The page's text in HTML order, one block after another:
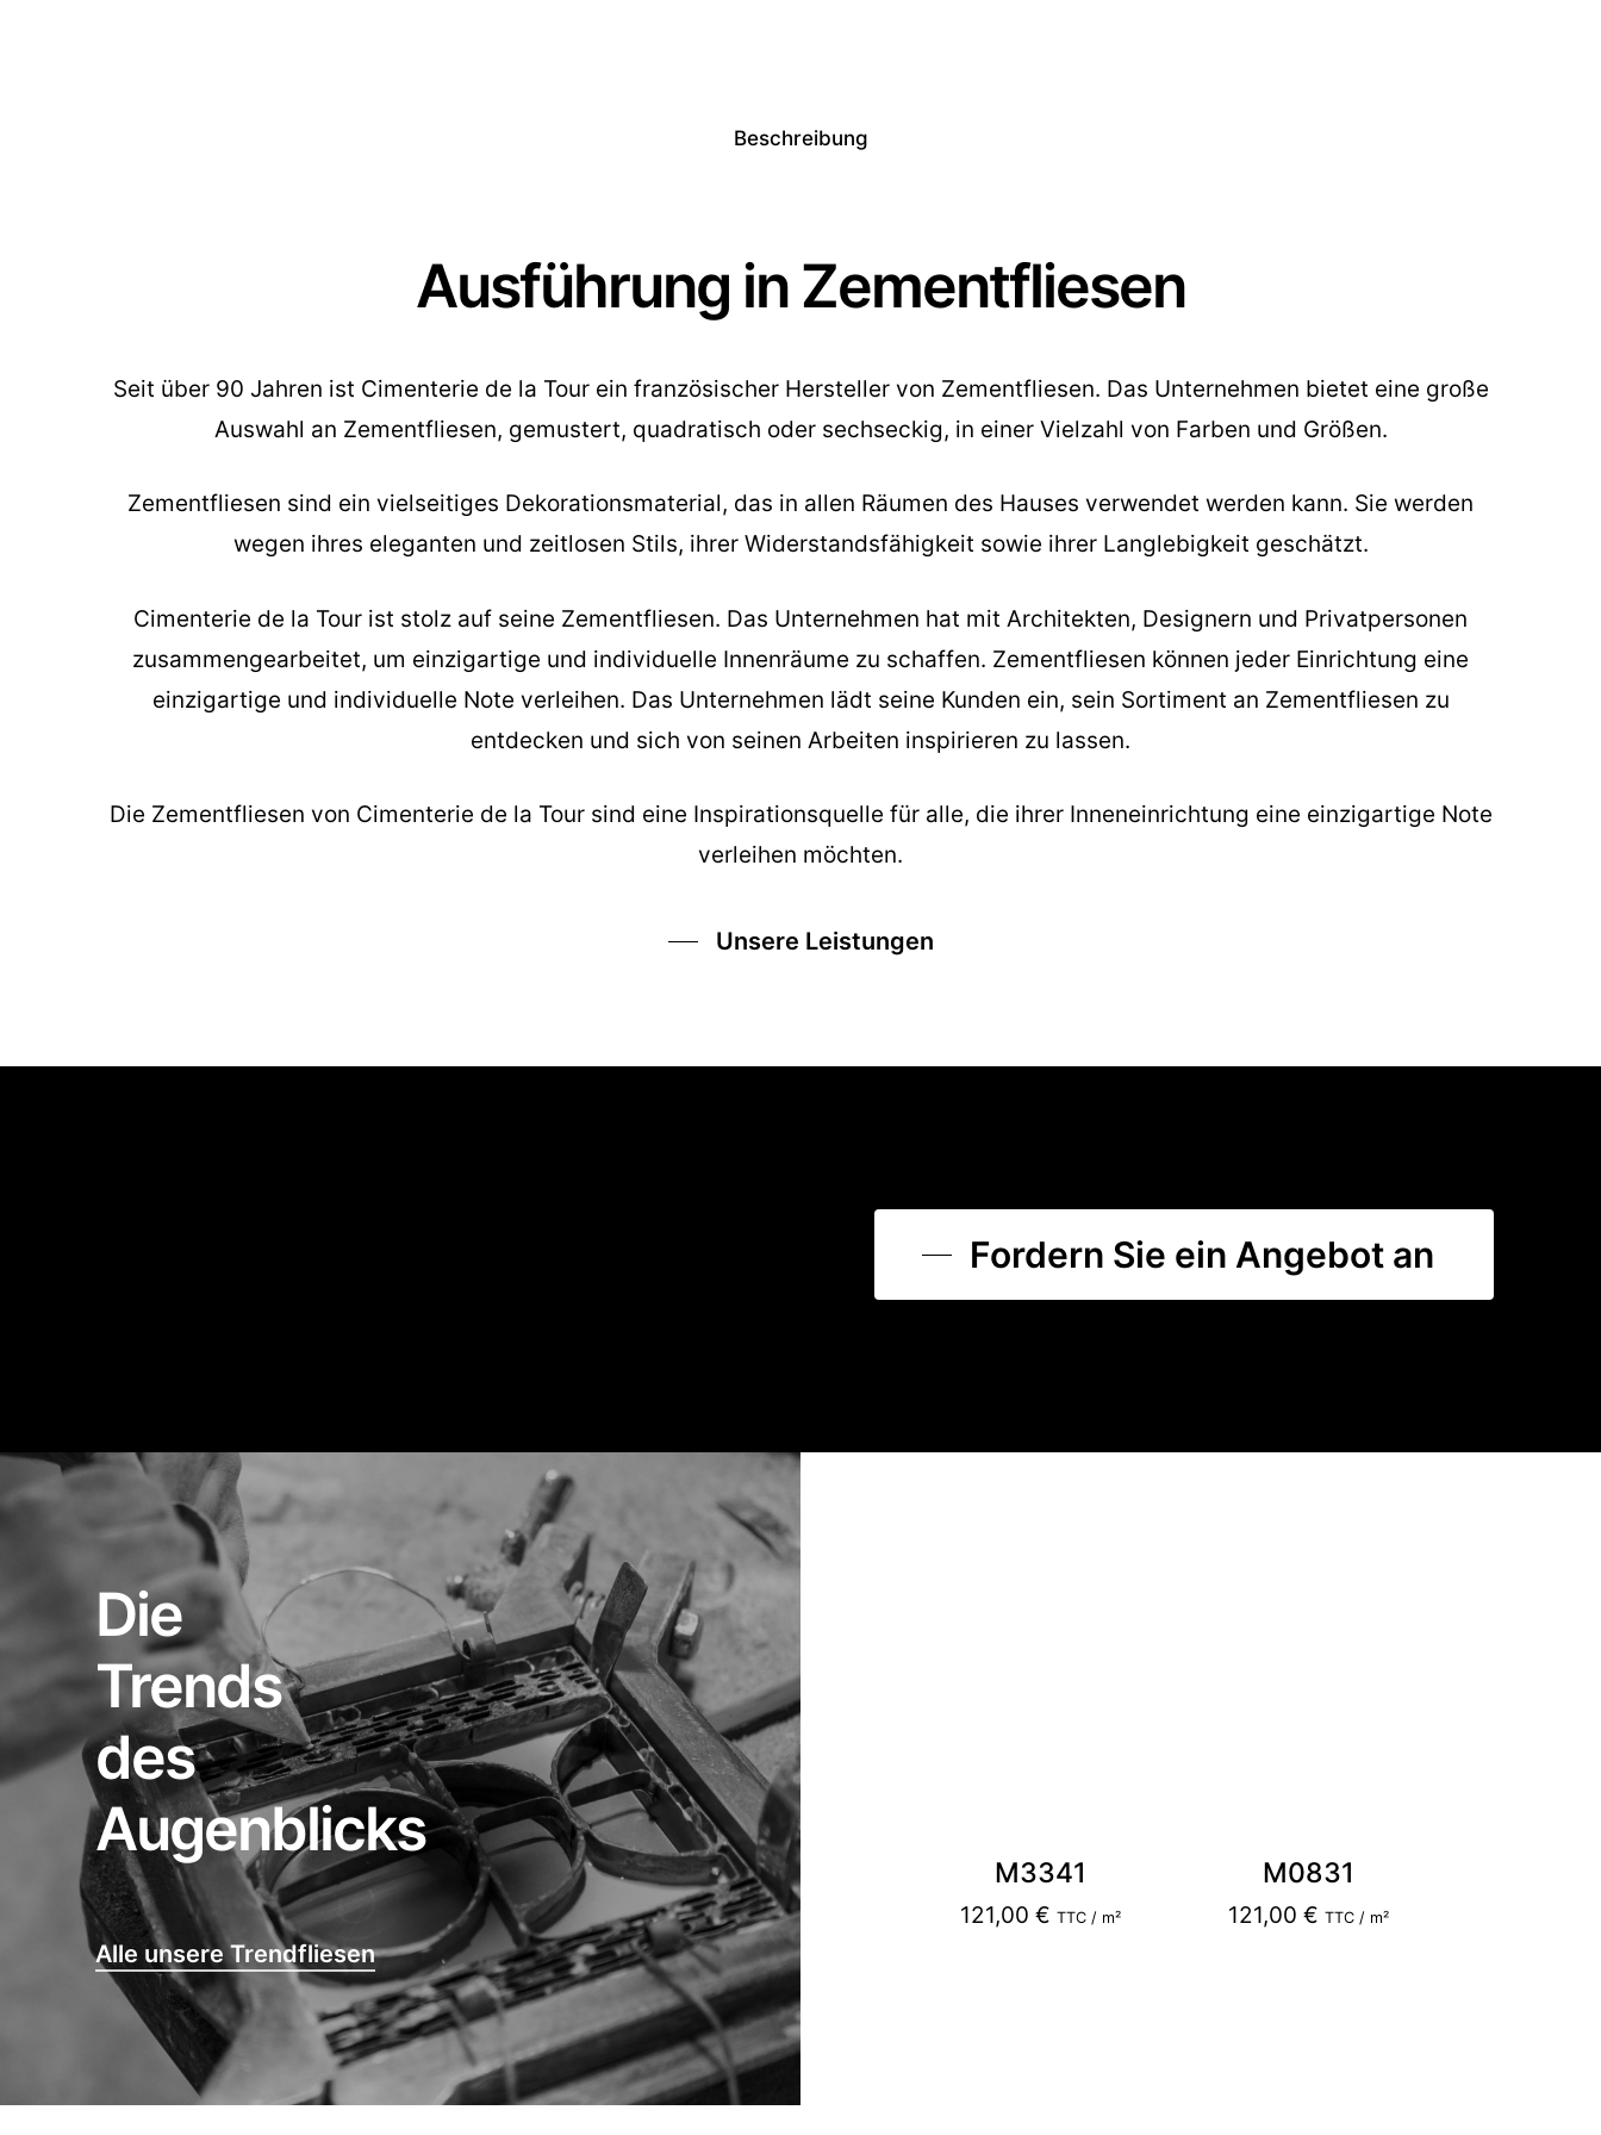
Beschreibung
Ausführung in Zementfliesen
Seit über 90 Jahren ist Cimenterie de la Tour ein französischer Hersteller von Zementfliesen. Das Unternehmen bietet eine große
Auswahl an Zementfliesen, gemustert, quadratisch oder sechseckig, in einer Vielzahl von Farben und Größen.
Zementfliesen sind ein vielseitiges Dekorationsmaterial, das in allen Räumen des Hauses verwendet werden kann. Sie werden
wegen ihres eleganten und zeitlosen Stils, ihrer Widerstandsfähigkeit sowie ihrer Langlebigkeit geschätzt.
Cimenterie de la Tour ist stolz auf seine Zementfliesen. Das Unternehmen hat mit Architekten, Designern und Privatpersonen
zusammengearbeitet, um einzigartige und individuelle Innenräume zu schaffen. Zementfliesen können jeder Einrichtung eine
einzigartige und individuelle Note verleihen. Das Unternehmen lädt seine Kunden ein, sein Sortiment an Zementfliesen zu
entdecken und sich von seinen Arbeiten inspirieren zu lassen.
Die Zementfliesen von Cimenterie de la Tour sind eine Inspirationsquelle für alle, die ihrer Inneneinrichtung eine einzigartige Note
verleihen möchten.
Unsere Leistungen
Fordern Sie ein Angebot an
Die
Trends
des
Augenblicks
Alle unsere Trendfliesen
M3341
121,00 € TTC / m²
M0831
121,00€ TTC / m²